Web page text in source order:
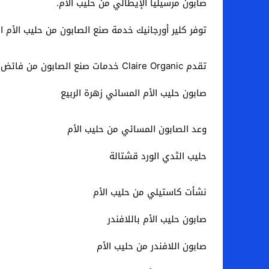
توفر كلير أورجانيك خدمة صنع الصابون من حليب الأم
تقدم Claire Organic خدمات صنع الصابون من فائض حليب الأم.
صابون حليب الأم المسائي زهرة الربيع
وعد الصابون المسائي من حليب الأم
حليب الثدي الورد قشتالة
نشأت كاستيلي من حليب الأم
صابون حليب الأم باللافندر
صابون اللافندر من حليب الأم